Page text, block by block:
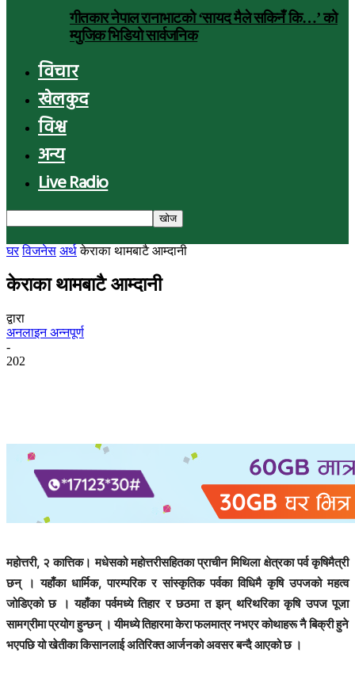
गीतकार नेपाल रानाभाटको ‘सायद मैले सकिनँ कि…’ को
म्युजिक भिडियो सार्वजनिक
विचार
खेलकुद
विश्व
अन्य
Live Radio
घर विजनेस अर्थ केराका थामबाटै आम्दानी
केराका थामबाटै आम्दानी
द्वारा
अनलाइन अन्नपूर्ण
-
202
महोत्तरी, २ कात्तिक। मधेसको महोत्तरीसहितका प्राचीन मिथिला क्षेत्रका पर्व कृषिमैत्री
छन् । यहाँका धार्मिक, पारम्परिक र सांस्कृतिक पर्वका विधिमै कृषि उपजको महत्व
जोडिएको छ । यहाँका पर्वमध्ये तिहार र छठमा त झन् थरिथरिका कृषि उपज पूजा
सामग्रीमा प्रयोग हुन्छन् । यीमध्ये तिहारमा केरा फलमात्र नभएर कोथाहरू नै बिक्री हुने
भएपछि यो खेतीका किसानलाई अतिरिक्त आर्जनको अवसर बन्दै आएको छ ।